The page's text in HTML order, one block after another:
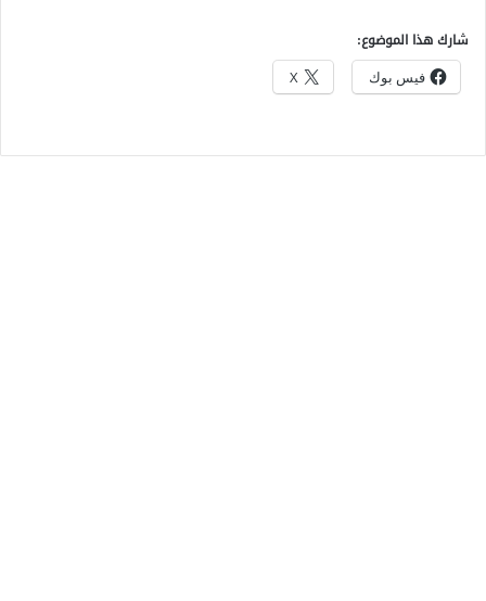
شارك هذا الموضوع:
فيس بوك X